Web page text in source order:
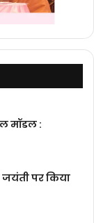
मॉडल :
जयंती पर किया